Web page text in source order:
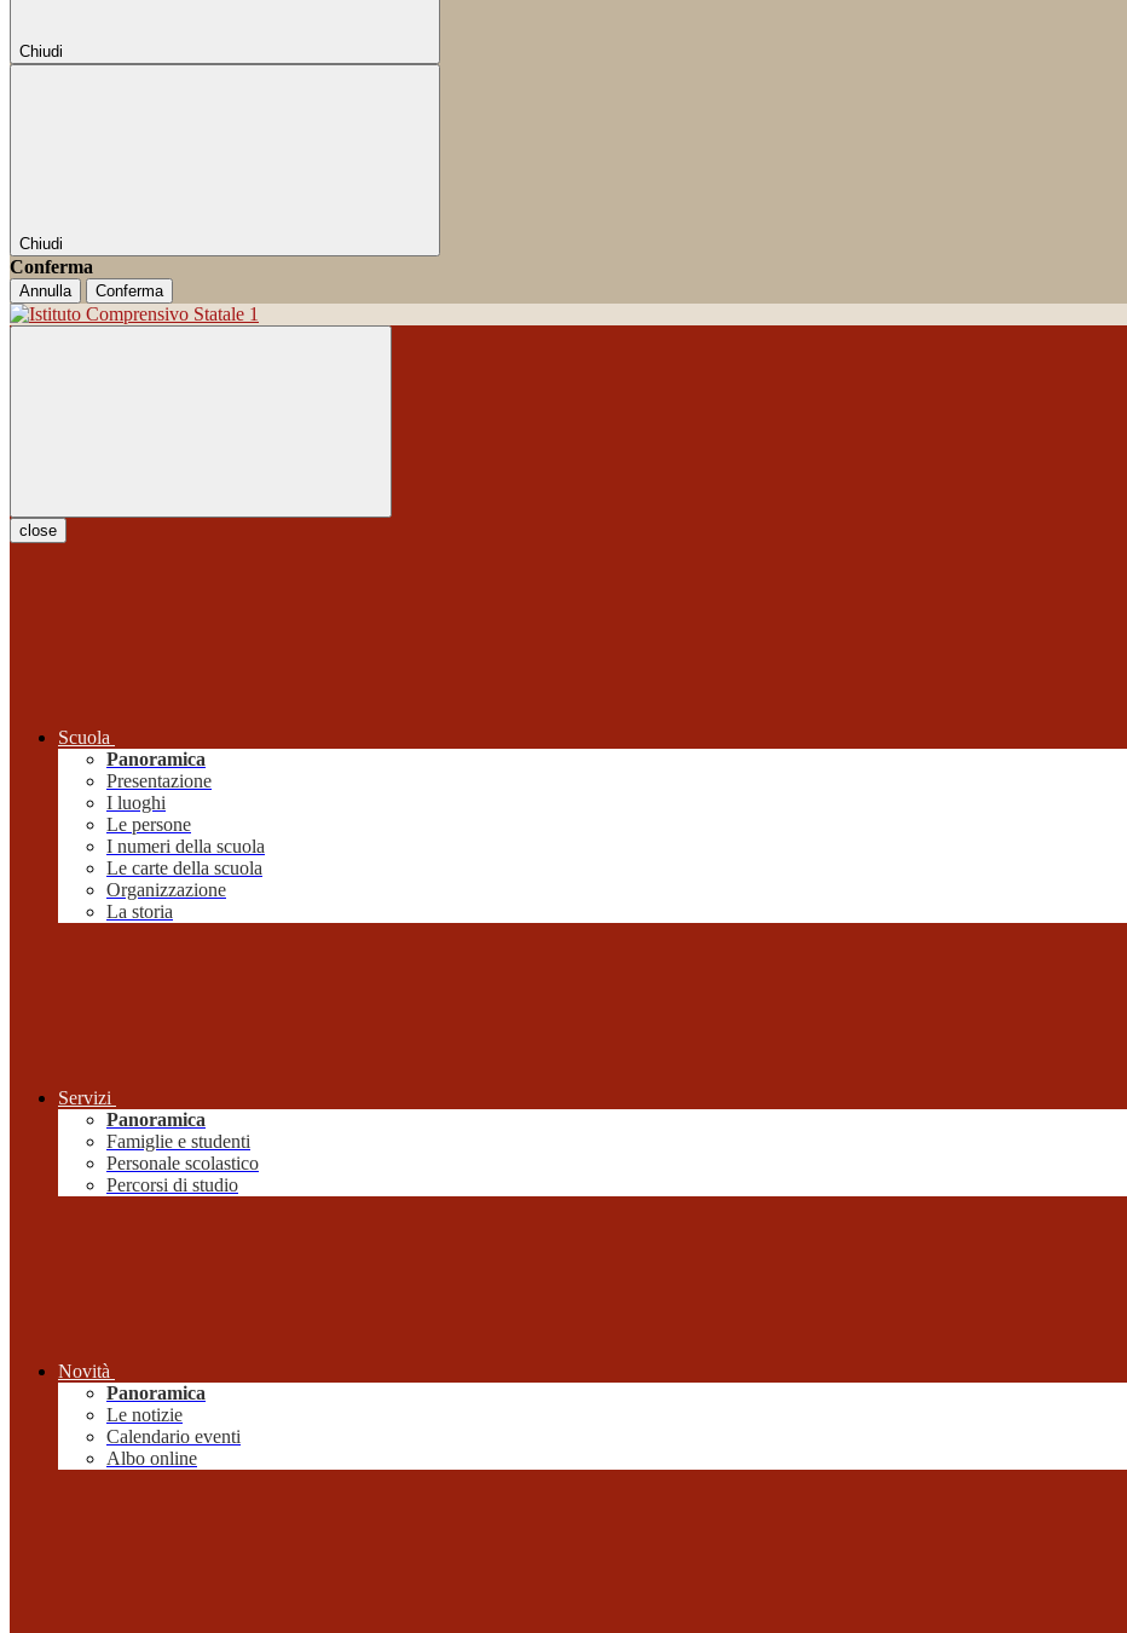
Chiudi
Chiudi
Conferma
Annulla Conferma
close
Scuola
Panoramica
Presentazione
I luoghi
Le persone
I numeri della scuola
Le carte della scuola
Organizzazione
La storia
Servizi
Panoramica
Famiglie e studenti
Personale scolastico
Percorsi di studio
Novità
Panoramica
Le notizie
Calendario eventi
Albo online